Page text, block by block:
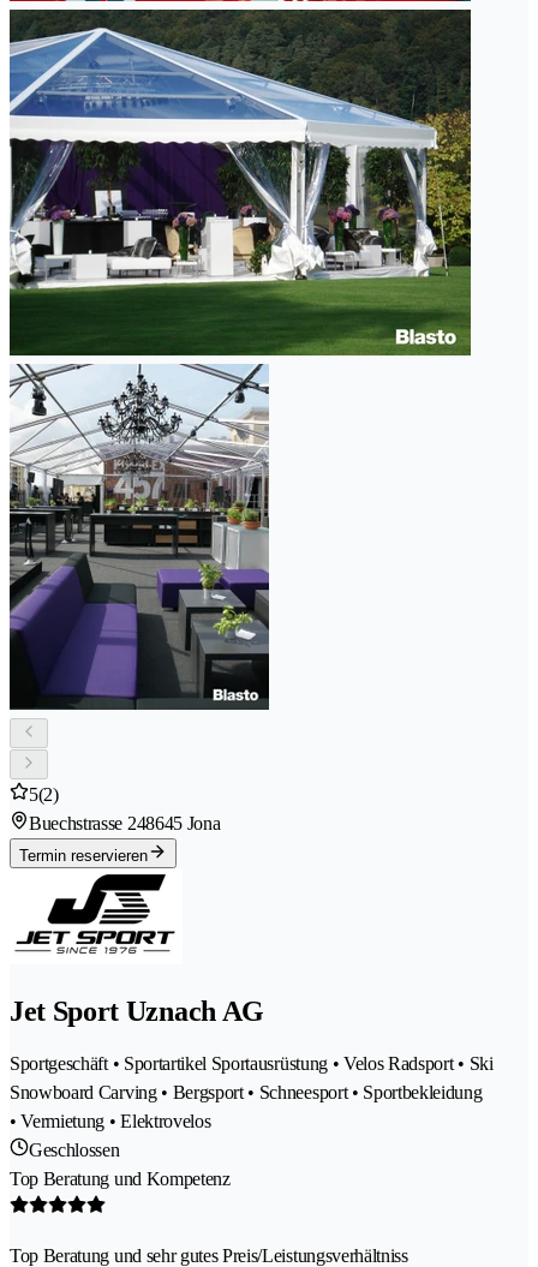
5(2)
Buechstrasse 248645 Jona
Termin reservieren
Jet Sport Uznach AG
Sportgeschäft • Sportartikel Sportausrüstung • Velos Radsport • Ski
Snowboard Carving • Bergsport • Schneesport • Sportbekleidung
• Vermietung • Elektrovelos
Geschlossen
Top Beratung und Kompetenz
Top Beratung und sehr gutes Preis/Leistungsverhältniss